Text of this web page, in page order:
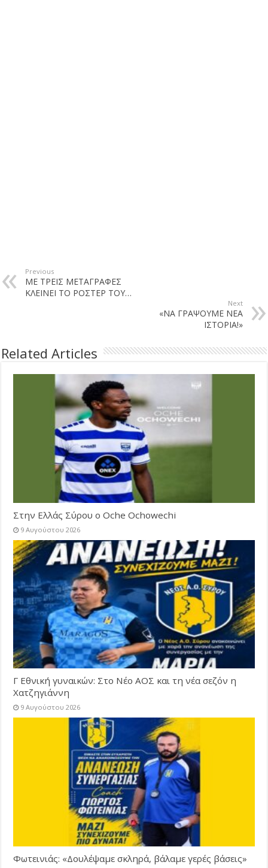
Previous
ΜΕ ΤΡΕΙΣ ΜΕΤΑΓΡΑΦΕΣ
ΚΛΕΙΝΕΙ ΤΟ ΡΟΣΤΕΡ ΤΟΥ…
Next
«ΝΑ ΓΡΑΨΟΥΜΕ ΝΕΑ
ΙΣΤΟΡΙΑ!»
Related Articles
Στην Ελλάς Σύρου ο Oche Ochowechi
9 Αυγούστου 2026
Γ Εθνική γυναικών: Στο Νέο ΑΟΣ και τη νέα σεζόν η
Χατζηγιάννη
9 Αυγούστου 2026
Φωτεινιάς: «Δουλέψαμε σκληρά, βάλαμε γερές βάσεις»